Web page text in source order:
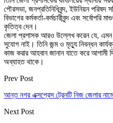
পৌরসভা, জনপ্রতিনিধিবৃন্দ, ইউনিয়ন পরিষদ
বিভাগের কর্মকর্তা-কর্মচারীবৃন্দ এবং সর্বোপরি
কৃতিত্ব দেন।
জেলা প্রশাসক আরও উল্লেখ করেন যে,
সুযোগ নাই। তিনি জন্ম ও মৃত্যু নিবন্ধন
কাজ করার আহবান জানান যাতে করে আগামী
অব্যাহত থাকে।
Prev Post
আন্ত নগর এক্সপ্রেস ট্রেনটি নিজ জেলার
Next Post